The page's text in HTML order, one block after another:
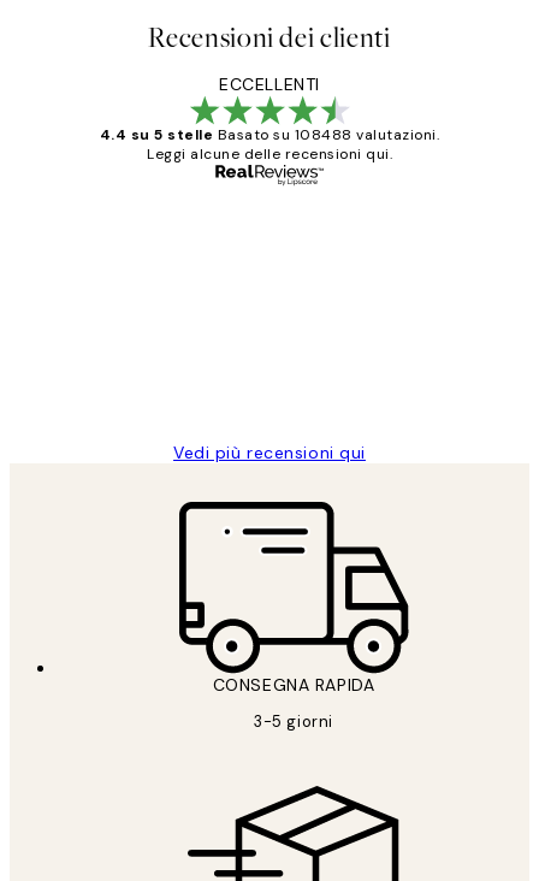
Recensioni dei clienti
ECCELLENTI
4.4 su 5 stelle Basato su 108488 valutazioni.
Leggi alcune delle recensioni qui.
Vedi più recensioni qui
CONSEGNA RAPIDA
3-5 giorni